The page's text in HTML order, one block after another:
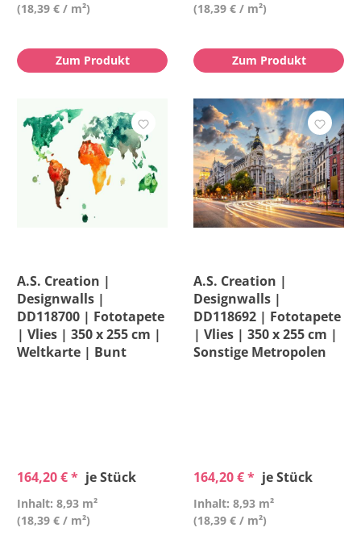
(18,39 € / m²)
Zum Produkt
(18,39 € / m²)
Zum Produkt
A.S. Creation |
Designwalls |
DD118700 | Fototapete
| Vlies | 350 x 255 cm |
Weltkarte | Bunt
164,20 € * je Stück
Inhalt: 8,93 m²
(18,39 € / m²)
A.S. Creation |
Designwalls |
DD118692 | Fototapete
| Vlies | 350 x 255 cm |
Sonstige Metropolen
164,20 € * je Stück
Inhalt: 8,93 m²
(18,39 € / m²)